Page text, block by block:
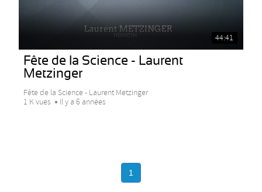
44:41
Fête de la Science - Laurent
Metzinger
Fête de la Science - Laurent Metzinger
1 K vues
Il y a 6 années
1